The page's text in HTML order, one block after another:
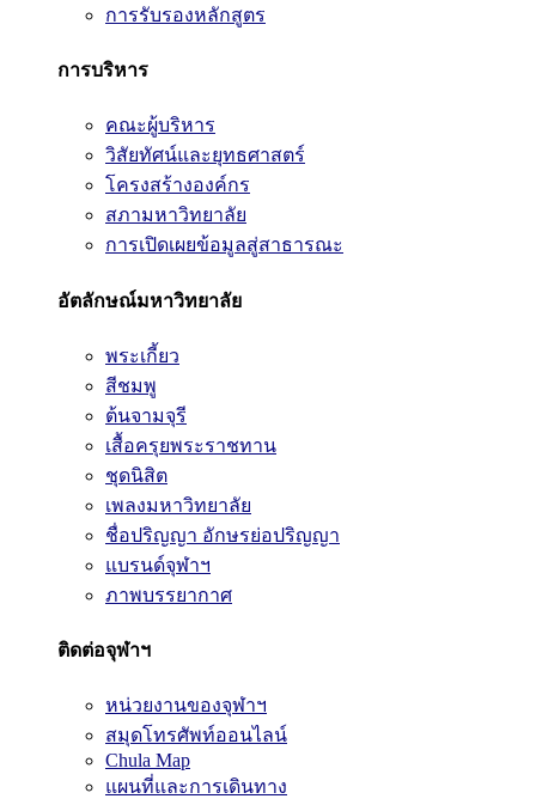
การรับรองหลักสูตร
การบริหาร
คณะผู้บริหาร
วิสัยทัศน์และยุทธศาสตร์
โครงสร้างองค์กร
สภามหาวิทยาลัย
การเปิดเผยข้อมูลสู่สาธารณะ
อัตลักษณ์มหาวิทยาลัย
พระเกี้ยว
สีชมพู
ต้นจามจุรี
เสื้อครุยพระราชทาน
ชุดนิสิต
เพลงมหาวิทยาลัย
ชื่อปริญญา อักษรย่อปริญญา
แบรนด์จุฬาฯ
ภาพบรรยากาศ
ติดต่อจุฬาฯ
หน่วยงานของจุฬาฯ
สมุดโทรศัพท์ออนไลน์
Chula Map
แผนที่และการเดินทาง